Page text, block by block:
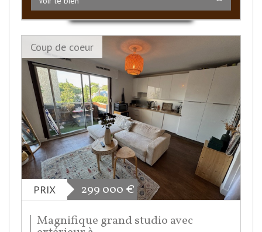
Coup de coeur
PRIX 299 000 €
Magnifique grand studio avec